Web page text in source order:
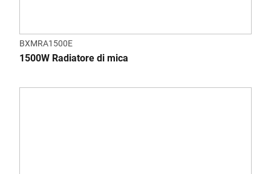
BXMRA1500E
1500W Radiatore di mica